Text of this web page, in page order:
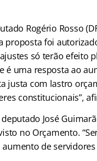
Rogério Rosso
proposta foi
só terão efeito
é uma resposta ao
justa com lastro
constitucionais”,
José
no Orçamento.
de